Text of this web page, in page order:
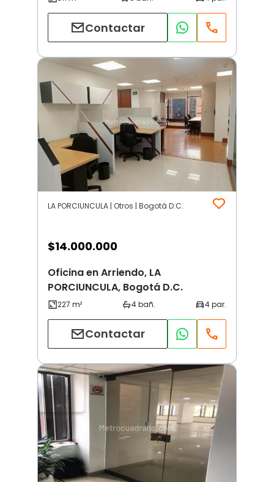
Contactar
LA PORCIUNCULA | Otros | Bogotá D.C.
$14.000.000
Oficina en Arriendo, LA
PORCIUNCULA, Bogotá D.C.
Contactar